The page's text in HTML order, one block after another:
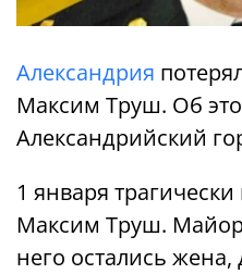
Александрия
Максим Труш. Об
Александрийский
1 января
Максим Труш.
него остались